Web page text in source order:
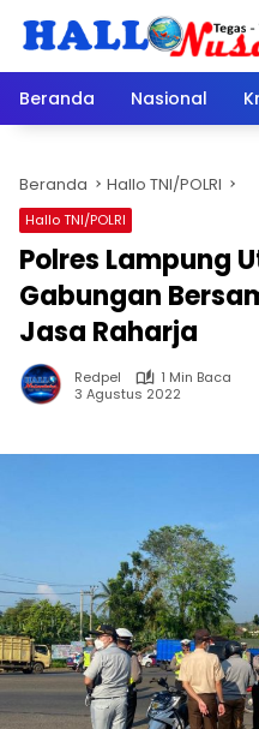
Beranda
Nasional
Beranda Hallo TNI/POLRI
Hallo TNI/POLRI
Polres Lampung
Gabungan
Jasa Raharja
Redpel
1 Min Baca
3 Agustus 2022